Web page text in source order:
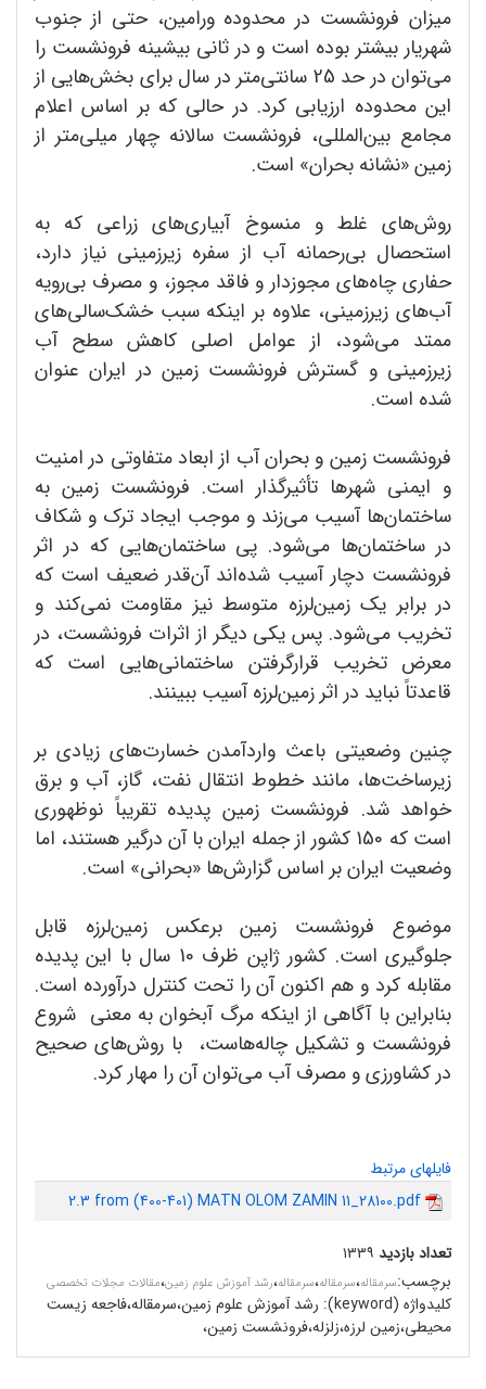
میزان فرونشست در محدوده ورامین، حتی از جنوب
شهریار بیشتر بوده است و در ثانی بیشینه فرونشست را
می‌توان در حد 25 سانتی‌متر در سال برای بخش‌هایی از
این محدوده ارزیابی کرد. در حالی که بر اساس اعلام
مجامع بین‌المللی، فرونشست سالانه چهار میلی‌متر از
زمین «نشانه بحران» است.
روش‌های غلط و منسوخ آبیاری‌های زراعی که به
استحصال بی‌رحمانه آب از سفره زیرزمینی نیاز دارد،
حفاری چاه‌های مجوزدار و فاقد مجوز، و مصرف بی‌رویه
آب‌های زیرزمینی، علاوه بر اینکه سبب خشک‌سالی‌های
ممتد می‌شود، از عوامل اصلی کاهش سطح آب
زیرزمینی و گسترش فرونشست زمین در ایران عنوان
شده‌ است.
فرونشست زمین و بحران آب از ابعاد متفاوتی در امنیت
و ایمنی شهرها تأثیرگذار است. فرونشست زمین به
ساختمان‌ها آسیب می‌زند و موجب ایجاد ترک و شکاف
در ساختمان‌ها می‌شود. پی ساختمان‌هایی که در اثر
فرونشست دچار آسیب شد‌ه‌اند آن‌قدر ضعیف است که
در برابر یک زمین‌لرزه متوسط نیز مقاومت نمی‌کند و
تخریب می‌شود. پس یکی دیگر از اثرات فرونشست، در
معرض تخریب‌ قرارگرفتن ساختمانی‌هایی است که
قاعدتاً نباید در اثر زمین‌لرزه آسیب ببینند.
چنین وضعیتی باعث واردآمدن خسارت‌های زیادی بر
زیرساخت‌ها، مانند خطوط انتقال نفت، گاز، آب و برق
خواهد شد. فرونشست زمین پدیده تقریباً نوظهوری
است که 150 کشور از جمله ایران با آن درگیر هستند، اما
وضعیت ایران بر اساس گزارش‌ها «بحرانی» است.
موضوع فرونشست زمین برعکس زمین‌لرزه قابل
جلوگیری است. کشور ژاپن ظرف 10 سال با این پدیده
مقابله کرد و هم اکنون آن را تحت کنترل درآورده است.
بنابراین با آگاهی از اینکه مرگ آبخوان به معنی شروع
فرونشست و تشکیل چاله‌هاست، با روش‌های صحیح
در کشاورزی و مصرف آب می‌توان آن را مهار کرد.
فایلهای مرتبط
2.3 from (400-401) MATN OLOM ZAMIN 11_28100.pdf
تعداد بازدید ۱۳۳۹
برچسب:سرمقاله‌،سرمقاله،سرمقاله،رشد آموزش علوم زمین،مقالات مجلات تخصصی
کلیدواژه (keyword):
رشد آموزش علوم زمین،سرمقاله،فاجعه زیست‌
محیطی،زمین لرزه،زلزله،فرونشست زمین،